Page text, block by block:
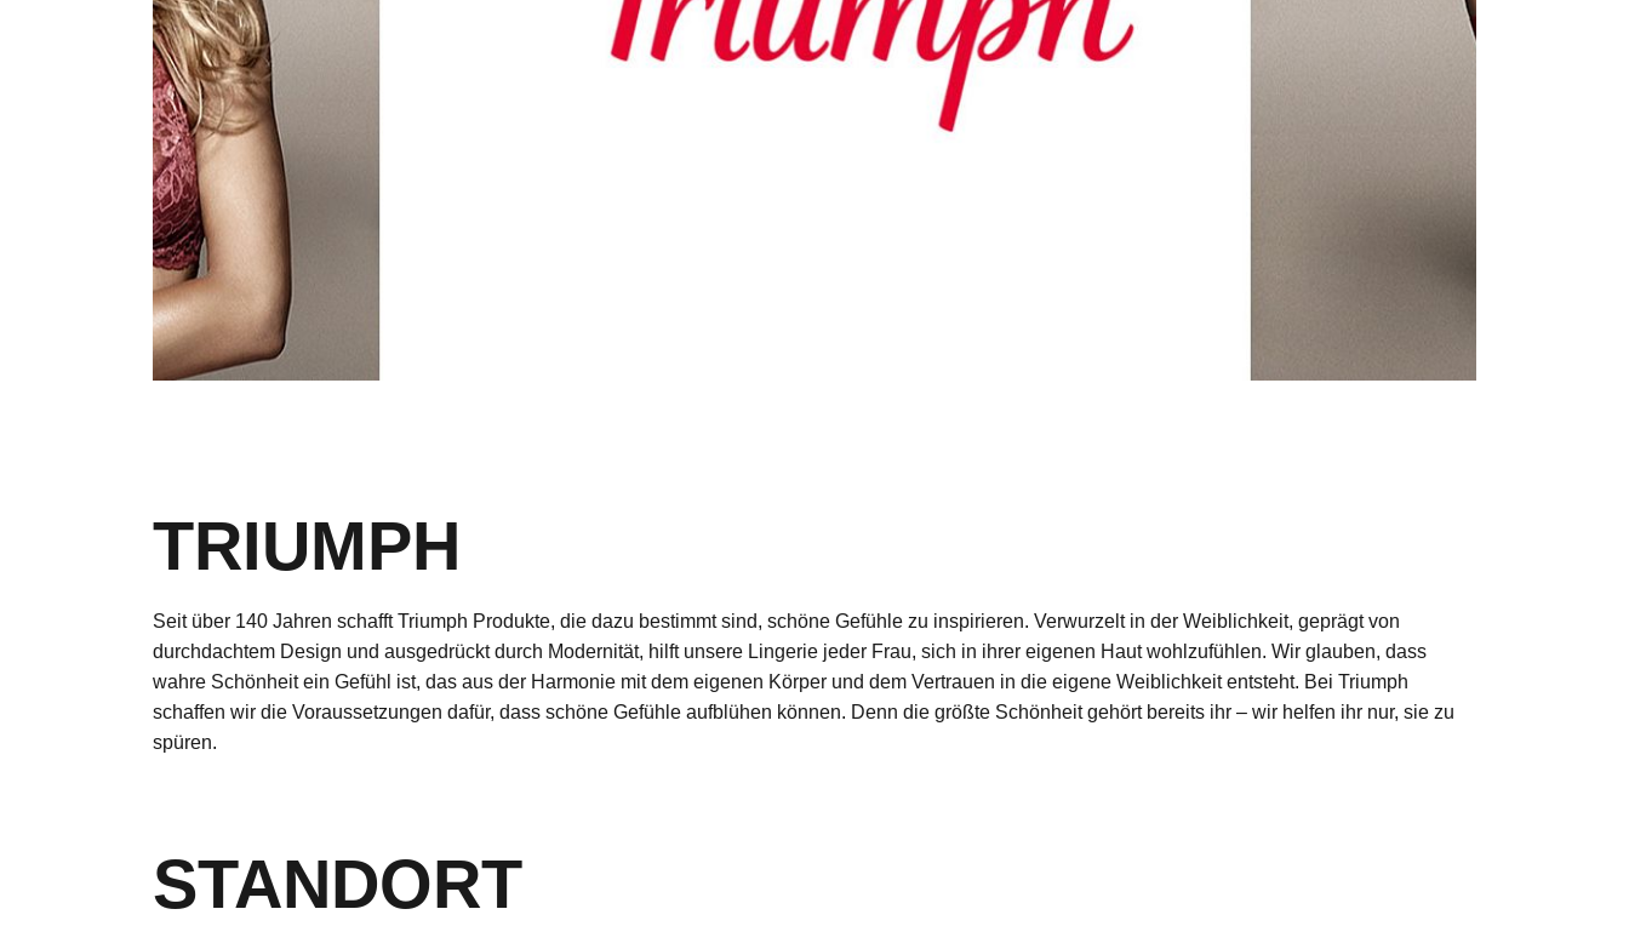
TRIUMPH
Seit über 140 Jahren schafft Triumph Produkte, die dazu bestimmt sind, schöne Gefühle zu inspirieren. Verwurzelt in der Weiblichkeit, geprägt von
durchdachtem Design und ausgedrückt durch Modernität, hilft unsere Lingerie jeder Frau, sich in ihrer eigenen Haut wohlzufühlen. Wir glauben, dass
wahre Schönheit ein Gefühl ist, das aus der Harmonie mit dem eigenen Körper und dem Vertrauen in die eigene Weiblichkeit entsteht. Bei Triumph
schaffen wir die Voraussetzungen dafür, dass schöne Gefühle aufblühen können. Denn die größte Schönheit gehört bereits ihr – wir helfen ihr nur, sie zu
spüren.
STANDORT